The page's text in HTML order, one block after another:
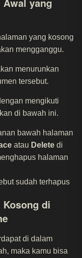
yang kosong
mengganggu.
menurunkan
tersebut.
mengikuti
di bawah ini.
bawah halaman
atau Delete di
halaman
sudah terhapus
Kosong di
di dalam
maka kamu bisa